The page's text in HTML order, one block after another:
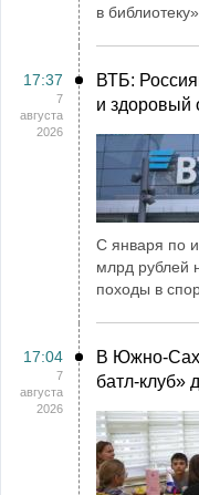
в библиотеку»
17:37
7
августа
2026
ВТБ:
и здоровый
С января по
млрд рублей
походы в
17:04
7
августа
2026
В Южно-
батл-клуб»